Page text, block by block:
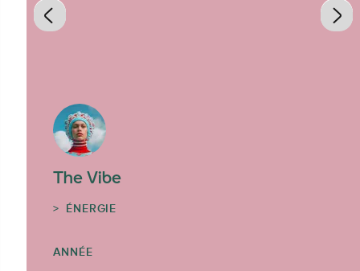
The Vibe
ÉNERGIE
ANNÉE